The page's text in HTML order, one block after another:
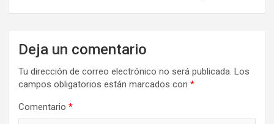
Deja un comentario
Tu dirección de correo electrónico no será publicada. Los
campos obligatorios están marcados con *
Comentario *